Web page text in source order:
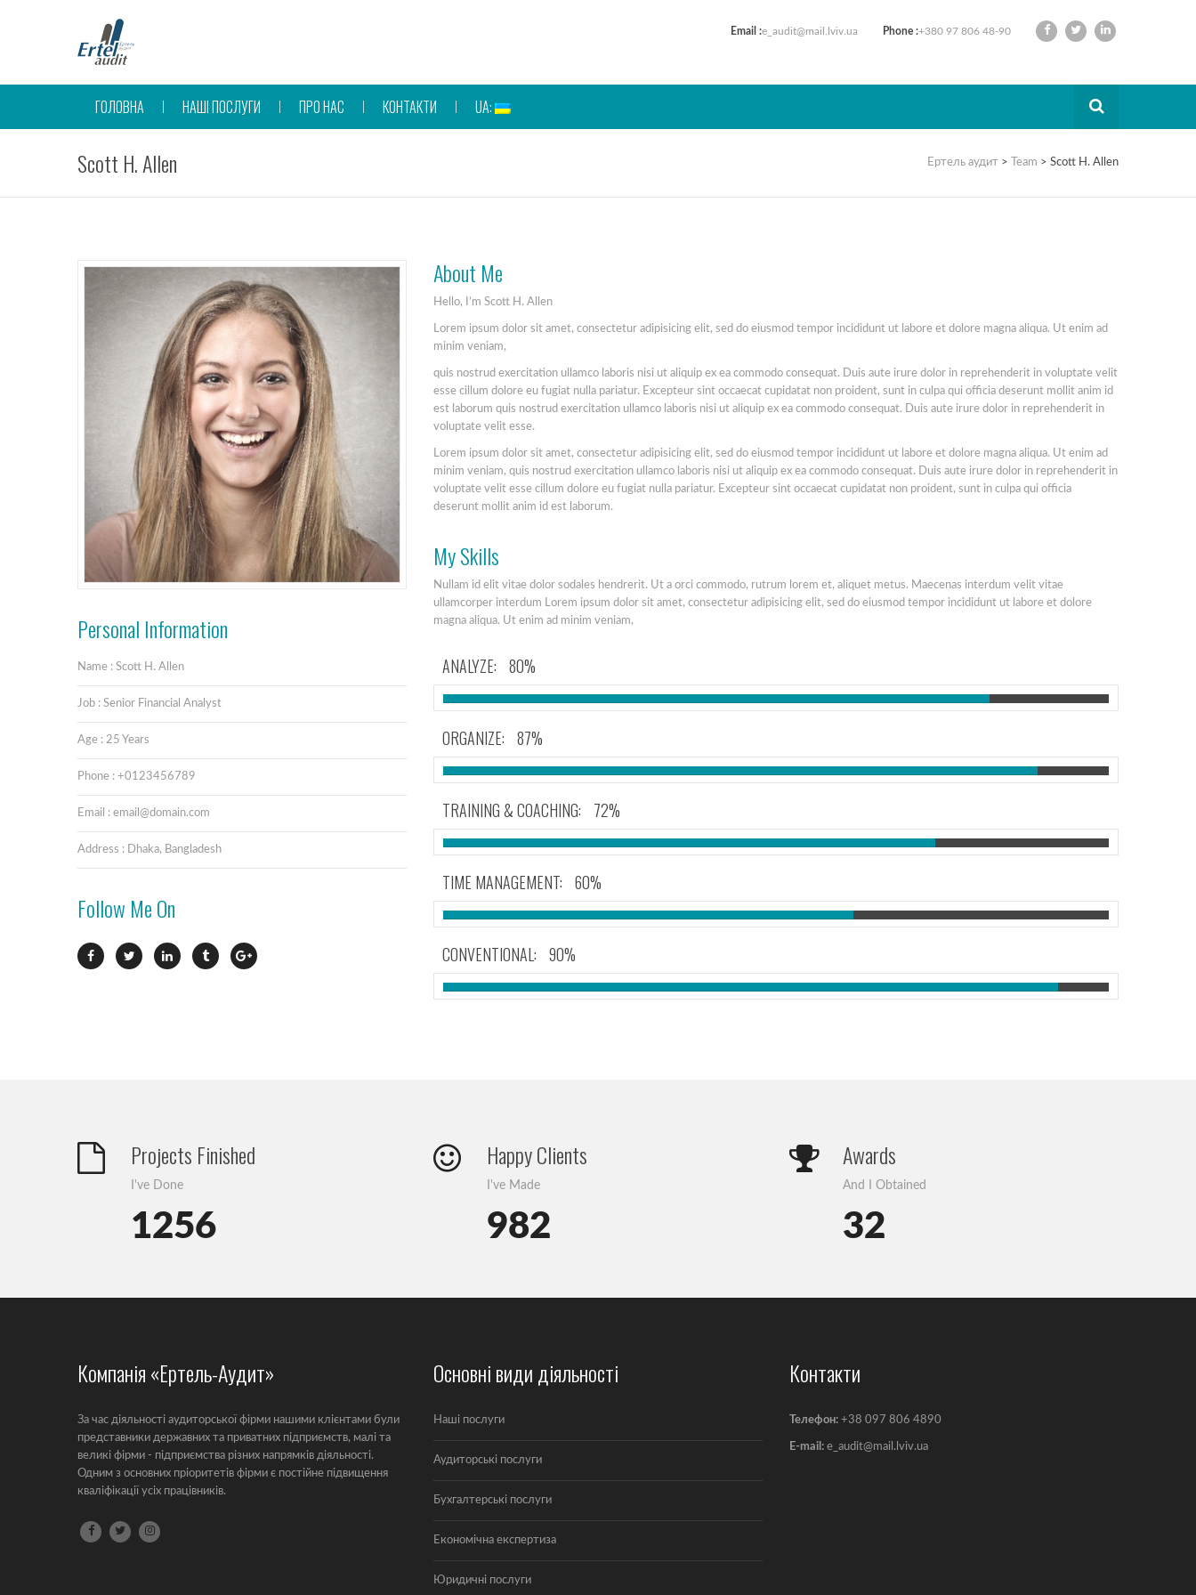
Email :e_audit@mail.lviv.ua Phone :+380 97 806 48-90
ГОЛОВНА НАШІ ПОСЛУГИ ПРО НАС КОНТАКТИ UA:
Scott H. Allen Ертель аудит > Team > Scott H. Allen
Personal Information
Name : Scott H. Allen
Job : Senior Financial Analyst
Age : 25 Years
Phone : +0123456789
Email : email@domain.com
Address : Dhaka, Bangladesh
Follow Me On
About Me
Hello, I’m Scott H. Allen
Lorem ipsum dolor sit amet, consectetur adipisicing elit, sed do eiusmod tempor incididunt ut labore et dolore magna aliqua. Ut enim ad
minim veniam,
quis nostrud exercitation ullamco laboris nisi ut aliquip ex ea commodo consequat. Duis aute irure dolor in reprehenderit in voluptate velit
esse cillum dolore eu fugiat nulla pariatur. Excepteur sint occaecat cupidatat non proident, sunt in culpa qui officia deserunt mollit anim id
est laborum quis nostrud exercitation ullamco laboris nisi ut aliquip ex ea commodo consequat. Duis aute irure dolor in reprehenderit in
voluptate velit esse.
Lorem ipsum dolor sit amet, consectetur adipisicing elit, sed do eiusmod tempor incididunt ut labore et dolore magna aliqua. Ut enim ad
minim veniam, quis nostrud exercitation ullamco laboris nisi ut aliquip ex ea commodo consequat. Duis aute irure dolor in reprehenderit in
voluptate velit esse cillum dolore eu fugiat nulla pariatur. Excepteur sint occaecat cupidatat non proident, sunt in culpa qui officia
deserunt mollit anim id est laborum.
My Skills
Nullam id elit vitae dolor sodales hendrerit. Ut a orci commodo, rutrum lorem et, aliquet metus. Maecenas interdum velit vitae
ullamcorper interdum Lorem ipsum dolor sit amet, consectetur adipisicing elit, sed do eiusmod tempor incididunt ut labore et dolore
magna aliqua. Ut enim ad minim veniam,
ANALYZE: 80%
ORGANIZE: 87%
TRAINING & COACHING: 72%
TIME MANAGEMENT: 60%
CONVENTIONAL: 90%
Projects Finished
I've Done
1256
Happy Clients
I've Made
982
Awards
And I Obtained
32
Компанія «Ертель-Аудит»
За час діяльності аудиторської фірми нашими клієнтами були
представники державних та приватних підприємств, малі та
великі фірми - підприємства різних напрямків діяльності.
Одним з основних пріоритетів фірми є постійне підвищення
кваліфікації усіх працівників.
Основні види діяльності
Наші послуги
Аудиторські послуги
Бухгалтерські послуги
Економічна експертиза
Юридичні послуги
Контакти
Teлефон: +38 097 806 4890
E-mail: e_audit@mail.lviv.ua